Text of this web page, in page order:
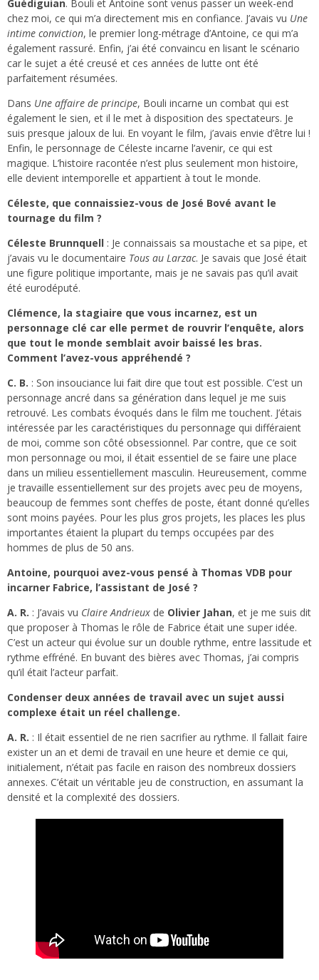
Guédiguian. Bouli et Antoine sont venus passer un week-end
chez moi, ce qui m’a directement mis en confiance. J’avais vu Une
intime conviction, le premier long-métrage d’Antoine, ce qui m’a
également rassuré. Enfin, j’ai été convaincu en lisant le scénario
car le sujet a été creusé et ces années de lutte ont été
parfaitement résumées.
Dans Une affaire de principe, Bouli incarne un combat qui est
également le sien, et il le met à disposition des spectateurs. Je
suis presque jaloux de lui. En voyant le film, j’avais envie d’être lui !
Enfin, le personnage de Céleste incarne l’avenir, ce qui est
magique. L’histoire racontée n’est plus seulement mon histoire,
elle devient intemporelle et appartient à tout le monde.
Céleste, que connaissiez-vous de José Bové avant le
tournage du film ?
Céleste Brunnquell : Je connaissais sa moustache et sa pipe, et
j’avais vu le documentaire Tous au Larzac. Je savais que José était
une figure politique importante, mais je ne savais pas qu’il avait
été eurodéputé.
Clémence, la stagiaire que vous incarnez, est un
personnage clé car elle permet de rouvrir l’enquête, alors
que tout le monde semblait avoir baissé les bras.
Comment l’avez-vous appréhendé ?
C. B. : Son insouciance lui fait dire que tout est possible. C’est un
personnage ancré dans sa génération dans lequel je me suis
retrouvé. Les combats évoqués dans le film me touchent. J’étais
intéressée par les caractéristiques du personnage qui différaient
de moi, comme son côté obsessionnel. Par contre, que ce soit
mon personnage ou moi, il était essentiel de se faire une place
dans un milieu essentiellement masculin. Heureusement, comme
je travaille essentiellement sur des projets avec peu de moyens,
beaucoup de femmes sont cheffes de poste, étant donné qu’elles
sont moins payées. Pour les plus gros projets, les places les plus
importantes étaient la plupart du temps occupées par des
hommes de plus de 50 ans.
Antoine, pourquoi avez-vous pensé à Thomas VDB pour
incarner Fabrice, l’assistant de José ?
A. R. : J’avais vu Claire Andrieux de Olivier Jahan, et je me suis dit
que proposer à Thomas le rôle de Fabrice était une super idée.
C’est un acteur qui évolue sur un double rythme, entre lassitude et
rythme effréné. En buvant des bières avec Thomas, j’ai compris
qu’il était l’acteur parfait.
Condenser deux années de travail avec un sujet aussi
complexe était un réel challenge.
A. R. : Il était essentiel de ne rien sacrifier au rythme. Il fallait faire
exister un an et demi de travail en une heure et demie ce qui,
initialement, n’était pas facile en raison des nombreux dossiers
annexes. C’était un véritable jeu de construction, en assumant la
densité et la complexité des dossiers.